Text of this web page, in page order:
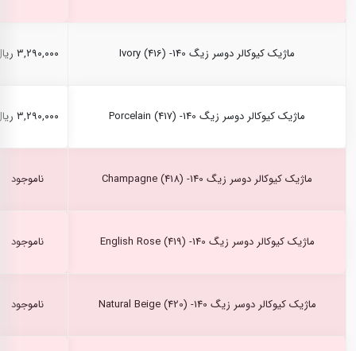
ماژیک کیوکالر دوسر زیگ Ivory (416) -140 ۳,۲۹۰,۰۰۰ ریال
ماژیک کیوکالر دوسر زیگ Porcelain (417) -140 ۳,۲۹۰,۰۰۰ ریال
ماژیک کیوکالر دوسر زیگ Champagne (418) -140 ناموجود
ماژیک کیوکالر دوسر زیگ English Rose (419) -140 ناموجود
ماژیک کیوکالر دوسر زیگ Natural Beige (420) -140 ناموجود